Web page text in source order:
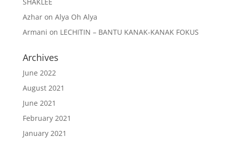
Azharon Alya Oh Alya
Armani on LECHITIN – BANTU KANAK-KANAK FOKUS
Archives
June 2022
August 2021
June 2021
February 2021
January 2021